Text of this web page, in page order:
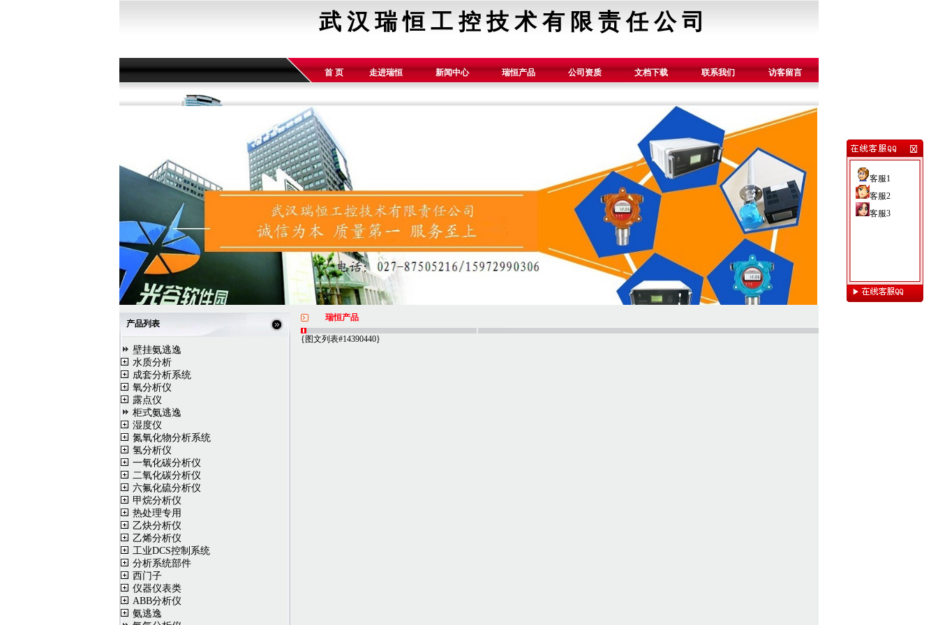
武 汉 瑞 恒 工 控 技 术 有 限 责 任 公 司
首 页 走进瑞恒 新闻中心 瑞恒产品 公司资质 文档下载 联系我们 访客留言
产品列表
壁挂氨逃逸
水质分析
成套分析系统
氧分析仪
露点仪
柜式氨逃逸
湿度仪
氮氧化物分析系统
氢分析仪
一氧化碳分析仪
二氧化碳分析仪
六氟化硫分析仪
甲烷分析仪
热处理专用
乙炔分析仪
乙烯分析仪
工业DCS控制系统
分析系统部件
西门子
仪器仪表类
ABB分析仪
氨逃逸
瑞恒产品
{ 图文列表#14390440}